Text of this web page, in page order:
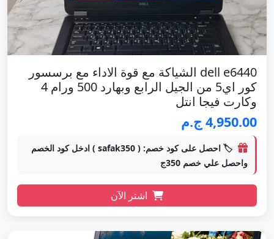
dell e6440 الشياكة مع قوة الاداء مع برسسور
كور اي5 من الجيل الرابع وبهارد 500 ورام 4
وكارت فيجا انتل
4,950.00 ج.م
🏷️ احصل على كود خصم: ( safak350 ) ادخل كود الخصم
واحصل علي خصم 350ج
اشتر الآن